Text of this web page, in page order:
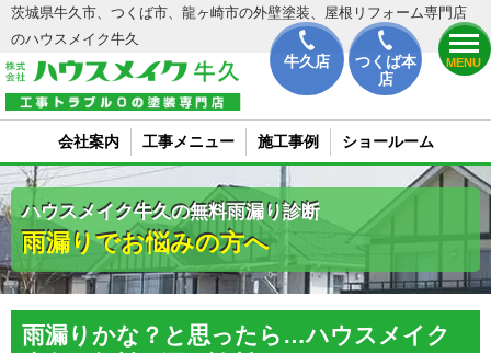
牛久店
つくば本
店
MENU
茨城県牛久市、つくば市、龍ヶ崎市の外壁塗装、屋根リフォーム専門店
のハウスメイク牛久
会社案内 工事メニュー 施工事例 ショールーム
ハウスメイク牛久の無料雨漏り診断
雨漏りでお悩みの方へ
雨漏りかな？と思ったら…ハウスメイク